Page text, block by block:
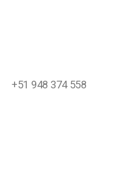
+51 948 374 558